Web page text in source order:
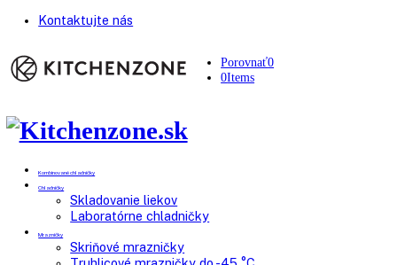
Kontaktujte nás
Porovnať
0Items
Kombinované chladničky
Chladničky
Skladovanie liekov
Laboratórne chladničky